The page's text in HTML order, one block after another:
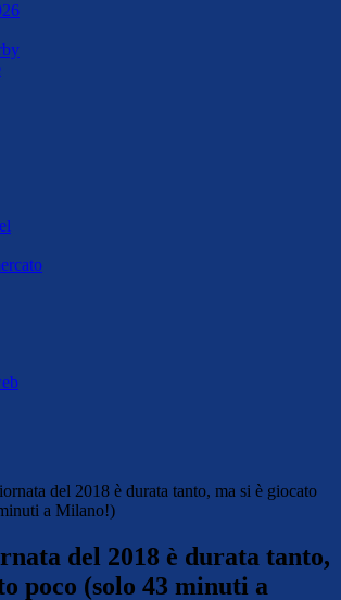
del 2018 è durata tanto, ma si è giocato
a Milano!)
del 2018 è durata tanto,
poco (solo 43 minuti a